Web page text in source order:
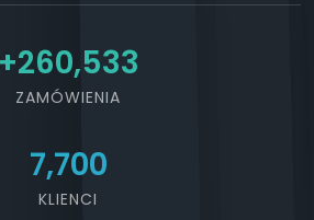
+284,213
ZAMÓWIENIA
7,700
KLIENCI